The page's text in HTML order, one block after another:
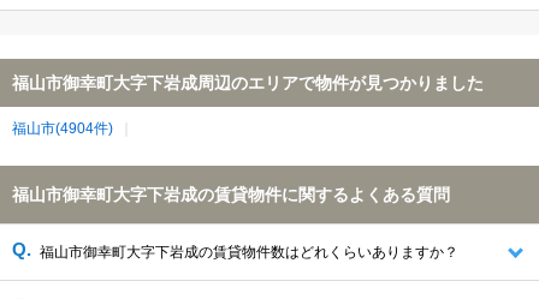
福山市御幸町大字下岩成周辺のエリアで物件が見つかりました
福山市(4904件)
福山市御幸町大字下岩成の賃貸物件に関するよくある質問
福山市御幸町大字下岩成の賃貸物件数はどれくらいありますか？